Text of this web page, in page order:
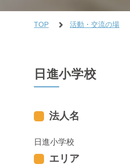
TOP 活動・交流の場
日進小学校
法人名
日進小学校
エリア